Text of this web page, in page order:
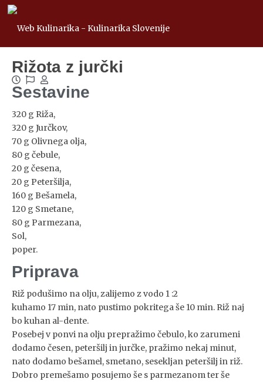
Rižota z jurčki
Sestavine
320 g Riža,
320 g Jurčkov,
70 g Olivnega olja,
80 g čebule,
20 g česena,
20 g Peteršilja,
160 g Bešamela,
120 g Smetane,
80 g Parmezana,
Sol,
poper.
Priprava
Riž podušimo na olju, zalijemo z vodo 1 :2
kuhamo 17 min, nato pustimo pokritega še 10 min. Riž naj
bo kuhan al-dente.
Posebej v ponvi na olju prepražimo čebulo, ko zarumeni
dodamo česen, peteršilj in jurčke, pražimo nekaj minut,
nato dodamo bešamel, smetano, sesekljan peteršilj in riž.
Dobro premešamo posujemo še s parmezanom ter še